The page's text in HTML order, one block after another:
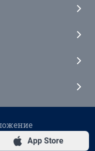
App Store